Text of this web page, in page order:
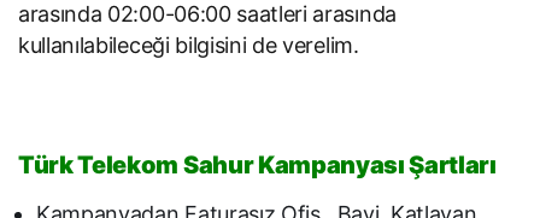
arasında 02:00-06:00 saatleri arasında
kullanılabileceği bilgisini de verelim.
Türk Telekom Sahur Kampanyası Şartları